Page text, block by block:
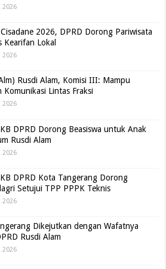
2026
2026, DPRD Dorong Pariwisata
Kearifan Lokal
2026
Rusdi Alam, Komisi III: Mampu
Komunikasi Lintas Fraksi
2026
DPRD Dorong Beasiswa untuk Anak
Rusdi Alam
2026
DPRD Kota Tangerang Dorong
Setujui TPP PPPK Teknis
2026
Dikejutkan dengan Wafatnya
Rusdi Alam
2026